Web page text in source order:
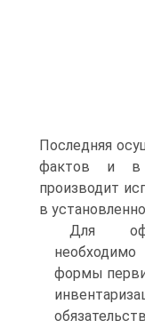
Последняя
фактов и в
производит
в
Для
формы